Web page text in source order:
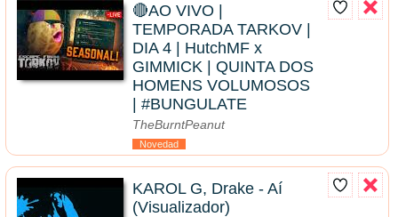
🔴AO VIVO |
TEMPORADA TARKOV |
DIA 4 | HutchMF x
GIMMICK | QUINTA DOS
HOMENS VOLUMOSOS
| #BUNGULATE
TheBurntPeanut
Novedad
KAROL G, Drake - Aí
(Visualizador)